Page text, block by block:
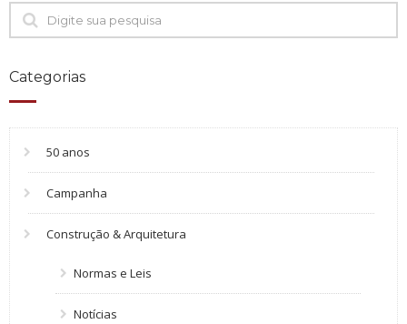
Categorias
50 anos
Campanha
Construção & Arquitetura
Normas e Leis
Notícias